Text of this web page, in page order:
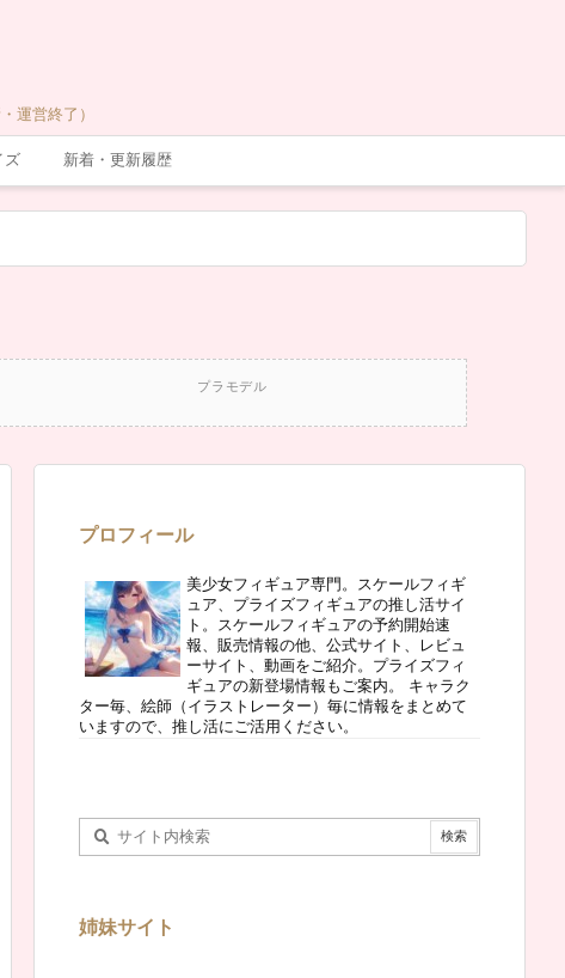
運営終了）
ズ 新着・更新履歴
プラモデル
プロフィール
美少女フィギュア専門。スケールフィギ
ュア、プライズフィギュアの推し活サイ
ト。スケールフィギュアの予約開始速
報、販売情報の他、公式サイト、レビュ
ーサイト、動画をご紹介。プライズフィ
ギュアの新登場情報もご案内。 キャラク
ター毎、絵師（イラストレーター）毎に情報をまとめて
いますので、推し活にご活用ください。
姉妹サイト